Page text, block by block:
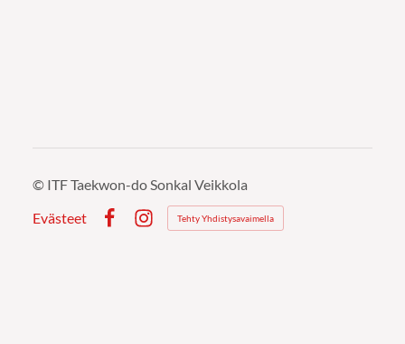
© ITF Taekwon-do Sonkal Veikkola
Evästeet
Instagram
Tehty Yhdistysavaimella